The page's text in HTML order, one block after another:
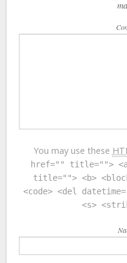
You may use these
href="" title="">
title=""> <b>
<code> <del
<s>